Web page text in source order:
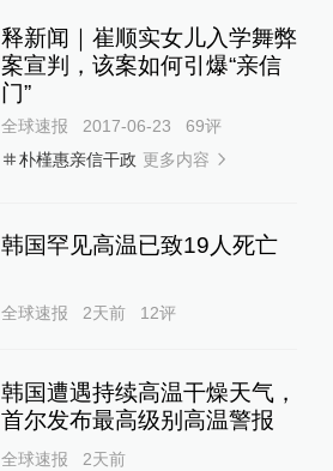
释新闻｜崔顺实女儿入学舞弊
案宣判，该案如何引爆“亲信
门”
全球速报 2017-06-23 69评
朴槿惠亲信干政 更多内容
韩国罕见高温已致19人死亡
全球速报 2天前 12评
韩国遭遇持续高温干燥天气，
首尔发布最高级别高温警报
全球速报 2天前